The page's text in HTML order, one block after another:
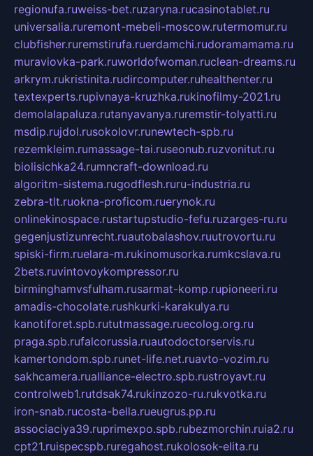
regionufa.ruweiss-bet.ruzaryna.rucasinotablet.ru
universalia.ruremont-mebeli-moscow.rutermomur.ru
clubfisher.ruremstirufa.ruerdamchi.rudoramamama.ru
muraviovka-park.ruworldofwoman.ruclean-dreams.ru
arkrym.rukristinita.rudircomputer.ruhealthenter.ru
textexperts.rupivnaya-kruzhka.rukinofilmy-2021.ru
demolalapaluza.rutanyavanya.ruremstir-tolyatti.ru
msdip.rujdol.rusokolovr.runewtech-spb.ru
rezemkleim.rumassage-tai.ruseonub.ruzvonitut.ru
biolisichka24.rumncraft-download.ru
algoritm-sistema.rugodflesh.ruru-industria.ru
zebra-tlt.ruokna-proficom.ruerynok.ru
onlinekinospace.rustartupstudio-fefu.ruzarges-ru.ru
gegenjustizunrecht.ruautobalashov.ruutrovortu.ru
spiski-firm.ruelara-m.rukinomusorka.rumkcslava.ru
2bets.ruvintovoykompressor.ru
birminghamvsfulham.rusarmat-komp.rupioneeri.ru
amadis-chocolate.rushkurki-karakulya.ru
kanotiforet.spb.rututmassage.ruecolog.org.ru
praga.spb.rufalcorussia.ruautodoctorservis.ru
kamertondom.spb.runet-life.net.ruavto-vozim.ru
sakhcamera.rualliance-electro.spb.rustroyavt.ru
controlweb1.rutdsak74.rukinzozo-ru.rukvotka.ru
iron-snab.rucosta-bella.rueugrus.pp.ru
associaciya39.ruprimexpo.spb.rubezmorchin.ruia2.ru
cpt21.ruispecspb.ruregahost.rukolosok-elita.ru